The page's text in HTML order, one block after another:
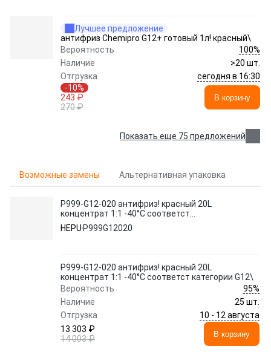
Лучшее предложение
антифриз Chemipro G12+ готовый 1л! красный\
Вероятность
100%
Наличие
>20 шт.
Отгрузка
сегодня в 16:30
-10%
243 ₽
270 ₽
В корзину
Показать еще 75 предложений
Возможные замены Альтернативная упаковка
P999-G12-020 антифриз! красный 20L
концентрат 1:1 -40°C соответст
категории G12\
HEPU P999G12020
P999-G12-020 антифриз! красный 20L
концентрат 1:1 -40°C соответст категории G12\
Вероятность
95%
Наличие
25 шт.
Отгрузка
10 - 12 августа
13 303 ₽
14 003 ₽
В корзину